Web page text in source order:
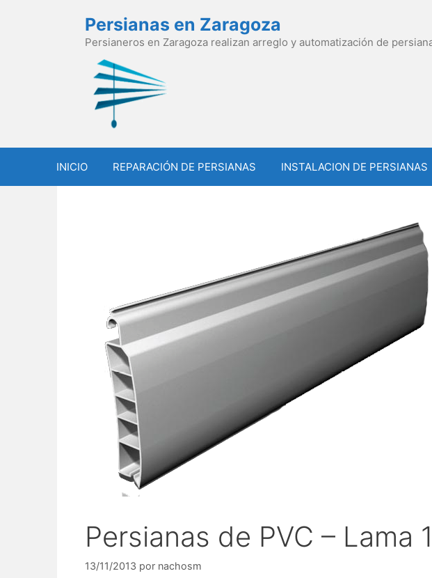
Persianas en Zaragoza
Persianeros en Zaragoza realizan arreglo y automatización de
INICIO REPARACIÓN DE PERSIANAS INSTALACION DE PERSIANAS
Persianas de PVC – Lama
13/11/2013 por nachosm